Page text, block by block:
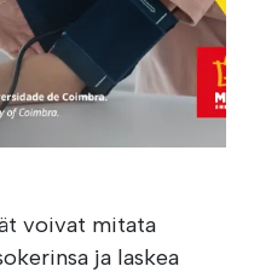
voivat mitata
ja laskea